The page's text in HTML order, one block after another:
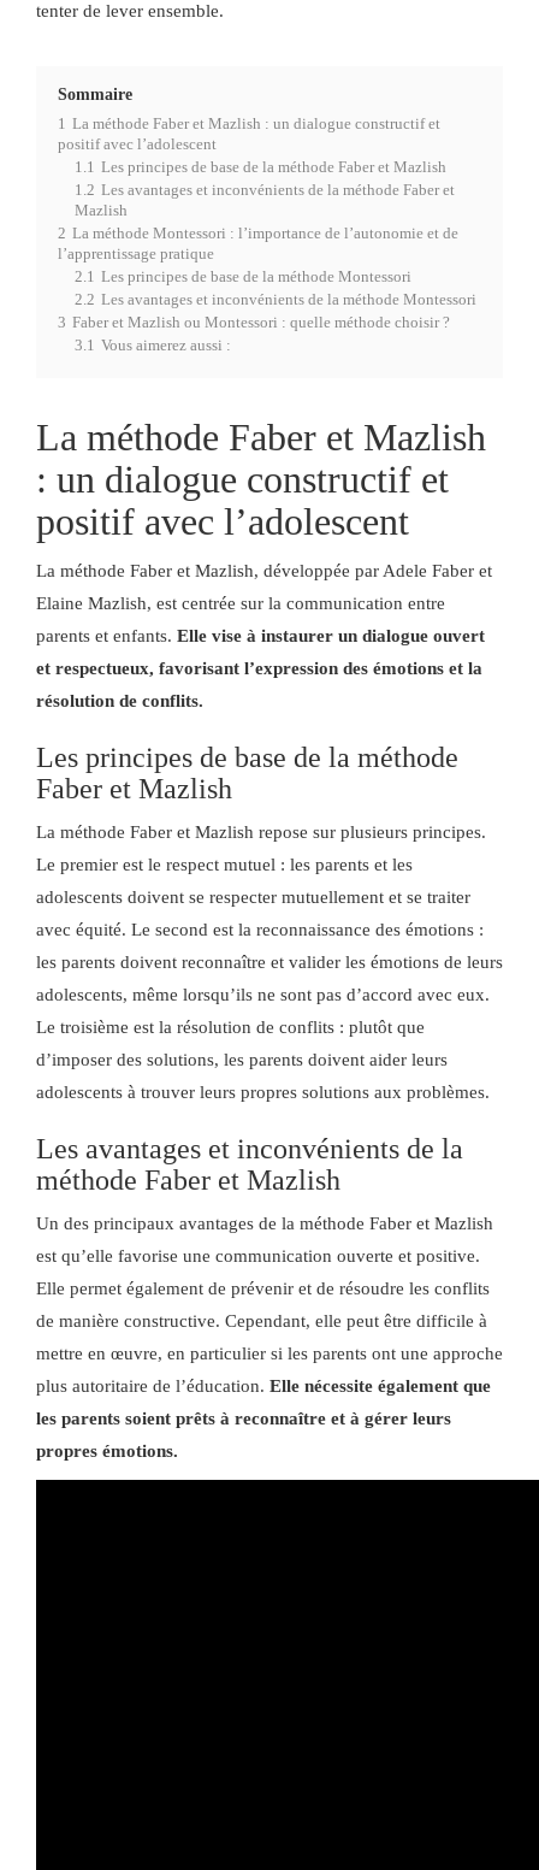
tenter de lever ensemble.
Sommaire
1 La méthode Faber et Mazlish : un dialogue constructif et
positif avec l’adolescent
1.1 Les principes de base de la méthode Faber et Mazlish
1.2 Les avantages et inconvénients de la méthode Faber et
Mazlish
2 La méthode Montessori : l’importance de l’autonomie et de
l’apprentissage pratique
2.1 Les principes de base de la méthode Montessori
2.2 Les avantages et inconvénients de la méthode Montessori
3 Faber et Mazlish ou Montessori : quelle méthode choisir ?
3.1 Vous aimerez aussi :
La méthode Faber et Mazlish
: un dialogue constructif et
positif avec l’adolescent
La méthode Faber et Mazlish, développée par Adele Faber et
Elaine Mazlish, est centrée sur la communication entre
parents et enfants. Elle vise à instaurer un dialogue ouvert
et respectueux, favorisant l’expression des émotions et la
résolution de conflits.
Les principes de base de la méthode
Faber et Mazlish
La méthode Faber et Mazlish repose sur plusieurs principes.
Le premier est le respect mutuel : les parents et les
adolescents doivent se respecter mutuellement et se traiter
avec équité. Le second est la reconnaissance des émotions :
les parents doivent reconnaître et valider les émotions de leurs
adolescents, même lorsqu’ils ne sont pas d’accord avec eux.
Le troisième est la résolution de conflits : plutôt que
d’imposer des solutions, les parents doivent aider leurs
adolescents à trouver leurs propres solutions aux problèmes.
Les avantages et inconvénients de la
méthode Faber et Mazlish
Un des principaux avantages de la méthode Faber et Mazlish
est qu’elle favorise une communication ouverte et positive.
Elle permet également de prévenir et de résoudre les conflits
de manière constructive. Cependant, elle peut être difficile à
mettre en œuvre, en particulier si les parents ont une approche
plus autoritaire de l’éducation. Elle nécessite également que
les parents soient prêts à reconnaître et à gérer leurs
propres émotions.